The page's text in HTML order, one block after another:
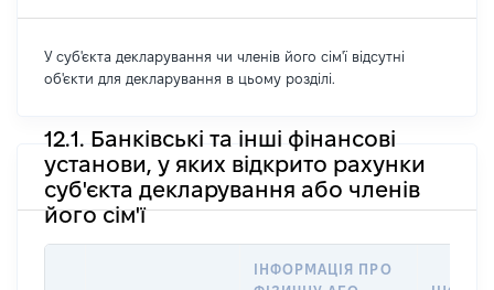
У суб'єкта декларування чи членів його сім'ї відсутні
об'єкти для декларування в цьому розділі.
12.1. Банківські та інші фінансові
установи, у яких відкрито рахунки
суб'єкта декларування або членів
його сім'ї
ІНФОРМАЦІЯ ПРО